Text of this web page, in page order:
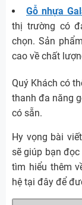
Gỗ nhựa
thị trường có
chọn. Sản
cao về chất
Quý Khách có
thanh đa năng
có sẵn.
Hy vọng bài
sẽ giúp bạn
tìm hiểu thêm
hệ tại đây để